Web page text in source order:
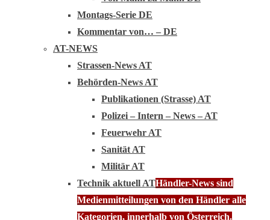
Montags-Serie DE
Kommentar von… – DE
AT-NEWS
Strassen-News AT
Behörden-News AT
Publikationen (Strasse) AT
Polizei – Intern – News – AT
Feuerwehr AT
Sanität AT
Militär AT
Technik aktuell ATHändler-News sind
Medienmitteilungen von den Händler alle
Kategorien, innerhalb von Österreich.